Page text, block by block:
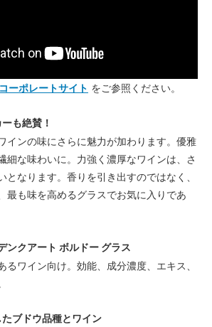
コーポレートサイト をご参照ください。
も絶賛！
インの味にさらに魅力が加わります。優雅
細な味わいに。力強く濃厚なワインは、さ
となります。香りを引き出すのではなく、
最も味を高めるグラスでお気に入りであ
ンクアート ボルドー グラス
るワイン向け。効能、成分濃度、エキス、
ブドウ品種とワイン